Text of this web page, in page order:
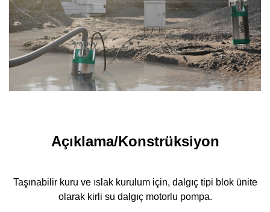
Açıklama/Konstrüksiyon
Taşınabilir kuru ve ıslak kurulum için, dalgıç tipi blok ünite
olarak kirli su dalgıç motorlu pompa.